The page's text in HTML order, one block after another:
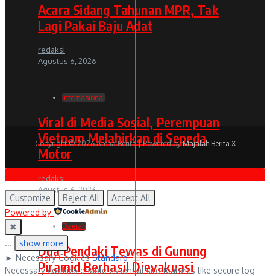
Acara Sidang Tahunan MPR, Tak
Lagi Pakai Baju Adat
redaksi
Agustus 6, 2026
Internasional
Viral di Media Sosial, Perempuan
Vietnam Melahirkan di Sepeda
Motor
redaksi
Agustus 6, 2026
Daerah
Dua Pendaki Tewas di Gunung
Piramid Berhasil Dievakuasi
Copyright © 2026 Arena Berita | Powered byMajalah Berita X
Customize Reject All
Accept All
Powered by
✖
...
show more
► Necessary Cookies Standard
Necessary cookies enable essential site features like secure log-